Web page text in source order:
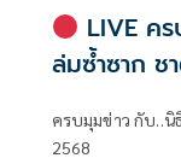
LIVE ค
ล่มซ้ำซาก ช
ครบมุมข่าว กับ..
2568